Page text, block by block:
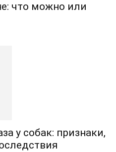
что можно или
у собак: признаки,